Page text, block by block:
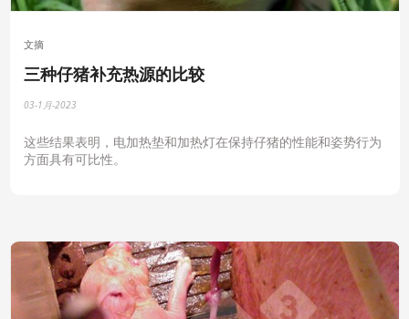
文摘
三种仔猪补充热源的比较
03-1月-2023
这些结果表明，电加热垫和加热灯在保持仔猪的性能和姿势行为
方面具有可比性。